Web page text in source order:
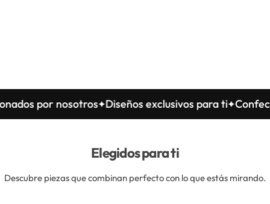
por nosotros Diseños exclusivos para ti
Elegidos para ti
Descubre piezas que combinan perfecto con lo que estás mirando.